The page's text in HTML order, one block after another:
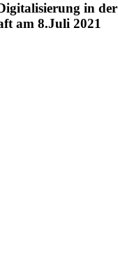
in der
am 8.Juli 2021